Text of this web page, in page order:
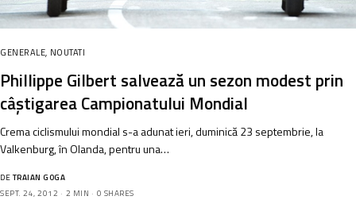
GENERALE, NOUTATI
Phillippe Gilbert salvează un sezon modest prin
câștigarea Campionatului Mondial
Crema ciclismului mondial s-a adunat ieri, duminică 23 septembrie, la
Valkenburg, în Olanda, pentru una…
DE TRAIAN GOGA
SEPT. 24, 2012
2 MIN 0 SHARES